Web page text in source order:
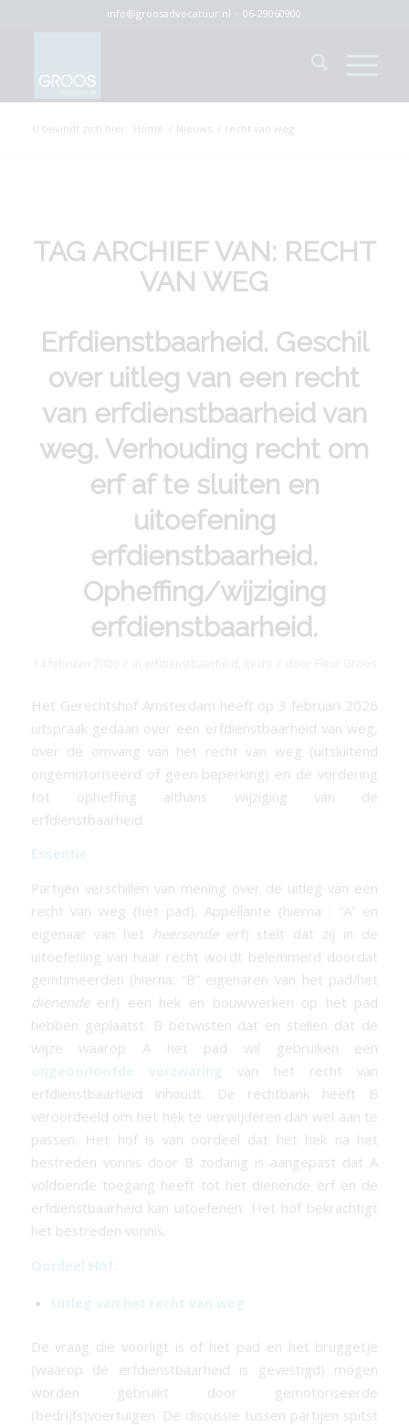
info@groosadvocatuur.nl –06-29060900
U bevindt zich hier: Home / Nieuws / recht van weg
TAG ARCHIEF VAN: RECHT
VAN WEG
Erfdienstbaarheid. Geschil
over uitleg van een recht
van erfdienstbaarheid van
weg. Verhouding recht om
erf af te sluiten en
uitoefening
erfdienstbaarheid.
Opheffing/wijziging
erfdienstbaarheid.
Het Gerechtshof Amsterdam heeft op 3 februari 2026
uitspraak gedaan over een erfdienstbaarheid van weg,
over de omvang van het recht van weg (uitsluitend
ongemotoriseerd of geen beperking) en de vordering
tot opheffing althans wijziging van de
erfdienstbaarheid.
Essentie
Partijen verschillen van mening over de uitleg van een
recht van weg (het pad). Appellante (hierna : “A” en
eigenaar van het heersendeerf) stelt dat zij in de
uitoefening van haar recht wordt belemmerd doordat
geïntimeerden (hierna: “B” eigenaren van het pad/het
dienendeerf) een hek en bouwwerken op het pad
hebben geplaatst. B betwisten dat en stellen dat de
wijze waarop A het pad wil gebruiken een
ongeoorloofde verzwaring van het recht van
erfdienstbaarheid inhoudt. De rechtbank heeft B
veroordeeld om het hek te verwijderen dan wel aan te
passen. Het hof is van oordeel dat het hek na het
bestreden vonnis door B zodanig is aangepast dat A
voldoende toegang heeft tot het dienende erf en de
erfdienstbaarheid kan uitoefenen. Het hof bekrachtigt
het bestreden vonnis.
Oordeel Hof:
Uitleg van het recht van weg
De vraag die voorligt is of het pad en het bruggetje
(waarop de erfdienstbaarheid is gevestigd) mogen
worden gebruikt door gemotoriseerde
(bedrijfs)voertuigen. De discussie tussen partijen spitst